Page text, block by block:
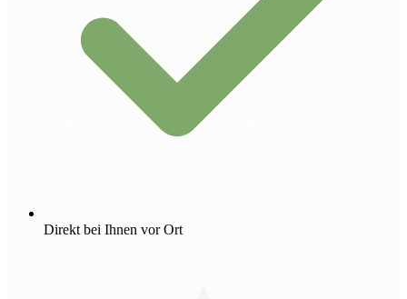
Direkt bei Ihnen vor Ort